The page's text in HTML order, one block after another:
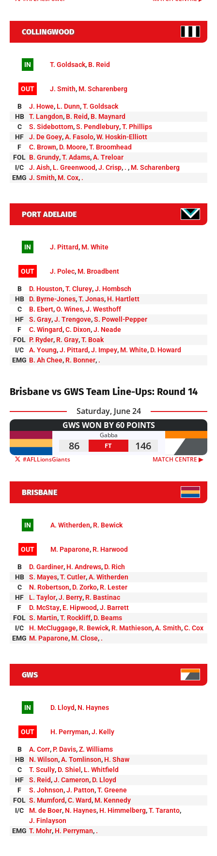
COLLINGWOOD
IN T. Goldsack, B. Reid
OUT J. Smith, M. Scharenberg
B J. Howe, L. Dunn,T. Goldsack
HB
T. Langdon, B. Reid, B. Maynard
C
S. Sidebottom,S. Pendlebury,T. Phillips
HF
J. De Goey,A. Fasolo,W. Hoskin-Elliott
F
C. Brown, D. Moore,T. Broomhead
FOL B. Grundy,T. Adams,A. Treloar
I/C
J. Aish, L. Greenwood,J. Crisp, . , M. Scharenberg
EMG J. Smith, M. Cox, .
PORT ADELAIDE
IN J. Pittard, M. White
OUT J. Polec, M. Broadbent
B D. Houston,T. Clurey,J. Hombsch
HB
D. Byrne-Jones,T. Jonas, H. Hartlett
C
B. Ebert,O. Wines,J. Westhoff
HF
S. Gray,J. Trengove,S. Powell-Pepper
F
C. Wingard,C. Dixon,J. Neade
FOL P. Ryder, R. Gray,T. Boak
I/C
A. Young,J. Pittard,J. Impey, M. White, D. Howard
EMG B. Ah Chee, R. Bonner, .
Brisbane vs GWS Team Line-Ups: Round 14
Saturday, June 24
GWS WON BY 60 POINTS
Gabba
86 FT 146
#AFLLionsGiants MATCH CENTRE ▶︎
BRISBANE
IN A. Witherden, R. Bewick
OUT M. Paparone, R. Harwood
B D. Gardiner, H. Andrews, D. Rich
HB
S. Mayes,T. Cutler,A. Witherden
C
N. Robertson, D. Zorko, R. Lester
HF
L. Taylor,J. Berry, R. Bastinac
F
D. McStay, E. Hipwood,J. Barrett
FOL S. Martin,T. Rockliff, D. Beams
I/C
H. McCluggage, R. Bewick, R. Mathieson,A. Smith,C. Cox
EMG M. Paparone, M. Close, .
GWS
IN D. Lloyd, N. Haynes
OUT H. Perryman,J. Kelly
B A. Corr, P. Davis,Z. Williams
HB
N. Wilson,A. Tomlinson, H. Shaw
C
T. Scully, D. Shiel , L. Whitfield
HF
S. Reid,J. Cameron, D. Lloyd
F
S. Johnson,J. Patton,T. Greene
FOL S. Mumford,C. Ward, M. Kennedy
I/C
M. de Boer, N. Haynes, H. Himmelberg,T. Taranto,
J. Finlayson
EMG T. Mohr, H. Perryman, .